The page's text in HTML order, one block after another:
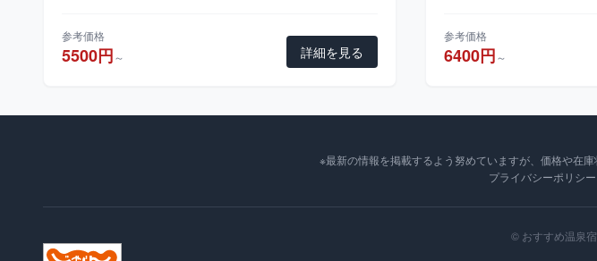
参考価格
5500円～ 詳細を見る
参考価格
6400円～
※最新の情報を掲載するよう努めていますが、価格や在
プライバシーポリシ
© おすすめ温泉宿